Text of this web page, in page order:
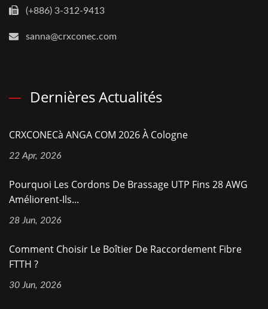
(+886) 3-312-9413
sanna@crxconec.com
Dernières Actualités
CRXCONECà ANGA COM 2026 À Cologne
22 Apr, 2026
Pourquoi Les Cordons De Brassage UTP Fins 28 AWG
Améliorent-Ils...
28 Jun, 2026
Comment Choisir Le Boîtier De Raccordement Fibre
FTTH ?
30 Jun, 2026